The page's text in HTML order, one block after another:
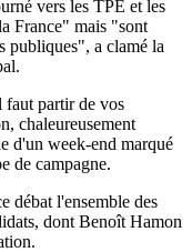
vers les TPE et les
France" mais "sont
publiques", a clamé la
faut partir de vos
chaleureusement
d'un week-end marqué
de campagne.
débat l'ensemble des
dont Benoît Hamon